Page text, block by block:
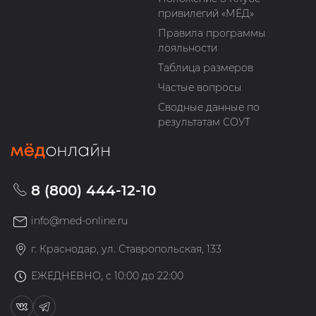
привилегий «МЁД»
Правила программы
лояльности
Таблица размеров
Частые вопросы
Сводные данные по
результатам СОУТ
8 (800) 444-12-10
info@med-online.ru
г. Краснодар, ул. Ставропольская, 133
ЕЖЕДНЕВНО, с 10:00 до 22:00